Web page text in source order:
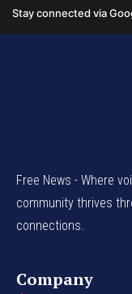
Free News - Where
community thrives
connections.
Company